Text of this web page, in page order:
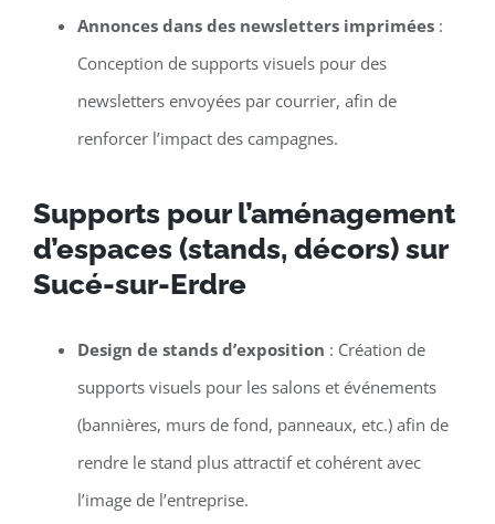
Annonces dans des newsletters imprimées:
Conception de supports visuels pour des
newsletters envoyées par courrier, afin de
renforcer l’impact des campagnes.
Supports pour l’aménagement
d’espaces (stands, décors) sur
Sucé-sur-Erdre
Design de stands d’exposition : Création de
supports visuels pour les salons et événements
(bannières, murs de fond, panneaux, etc.) afin de
rendre le stand plus attractif et cohérent avec
l’image de l’entreprise.